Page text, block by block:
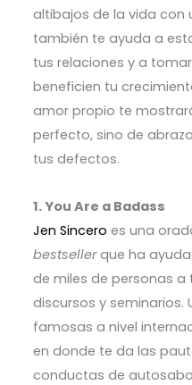
altibajos de la vida con
también te ayuda a
tus relaciones y a
beneficien tu
amor propio te
perfecto, sino de
tus defectos.
1. You Are a Badass
Jen Sincero es una
bestsellerque ha
de miles de personas a
discursos y seminarios.
famosas a nivel
en donde te da las
conductas de